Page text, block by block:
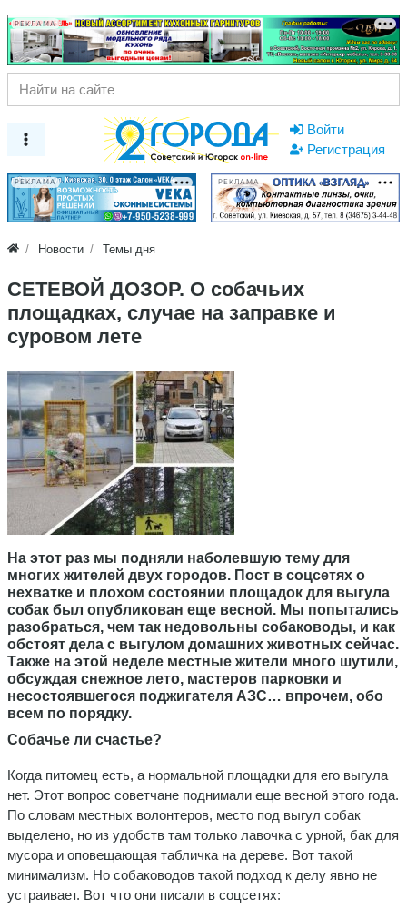
РЕКЛАМА
Войти
Регистрация
РЕКЛАМА РЕКЛАМА
Новости Темы дня
СЕТЕВОЙ ДОЗОР. О собачьих
площадках, случае на заправке и
суровом лете
На этот раз мы подняли наболевшую тему для
многих жителей двух городов. Пост в соцсетях о
нехватке и плохом состоянии площадок для выгула
собак был опубликован еще весной. Мы попытались
разобраться, чем так недовольны собаководы, и как
обстоят дела с выгулом домашних животных сейчас.
Также на этой неделе местные жители много шутили,
обсуждая снежное лето, мастеров парковки и
несостоявшегося поджигателя АЗС… впрочем, обо
всем по порядку.
Собачье ли счастье?
Когда питомец есть, а нормальной площадки для его выгула
нет. Этот вопрос советчане поднимали еще весной этого года.
По словам местных волонтеров, место под выгул собак
выделено, но из удобств там только лавочка с урной, бак для
мусора и оповещающая табличка на дереве. Вот такой
минимализм. Но собаководов такой подход к делу явно не
устраивает. Вот что они писали в соцсетях: